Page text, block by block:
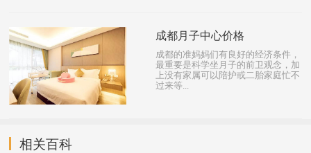
成都月子中心价格
成都的准妈妈们有良好的经济条件，
最重要是科学坐月子的前卫观念，加
上没有家属可以陪护或二胎家庭忙不
过来等...
相关百科